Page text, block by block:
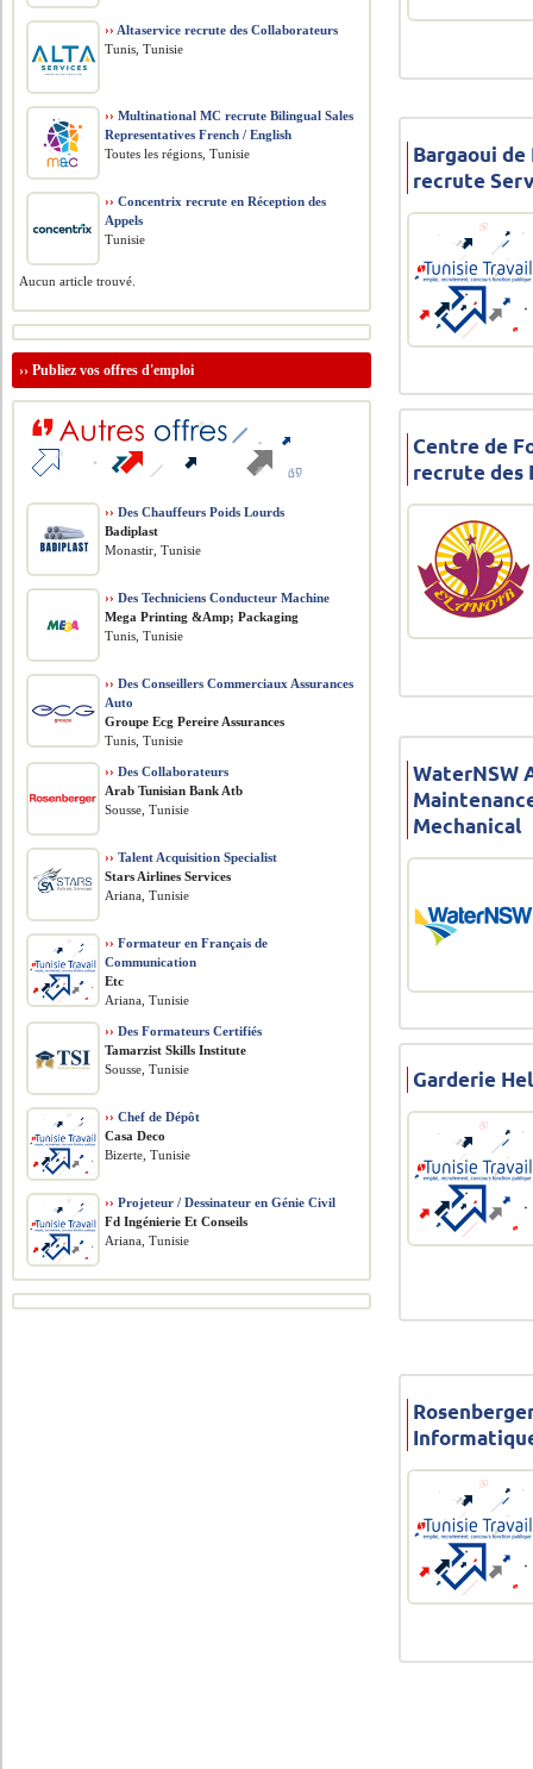
Bargaoui
recrute
Centre de
recrute des
WaterNSW
Mechanical
Garderie
›› Altaservice recrute des Collaborateurs
Tunis, Tunisie
›› Multinational MC recrute Bilingual Sales
Representatives French / English
Toutes les régions, Tunisie
›› Concentrix recrute en Réception des
Appels
Tunisie
Aucun article trouvé.
››Publiez vos offres d'emploi
›› Des Chauffeurs Poids Lourds
Badiplast
Monastir, Tunisie
›› Des Techniciens Conducteur Machine
Mega Printing &Amp; Packaging
Tunis, Tunisie
›› Des Conseillers Commerciaux Assurances
Auto
Groupe Ecg Pereire Assurances
Tunis, Tunisie
›› Des Collaborateurs
Arab Tunisian Bank Atb
Sousse, Tunisie
›› Talent Acquisition Specialist
Stars Airlines Services
Ariana, Tunisie
›› Formateur en Français de
Communication
Etc
Ariana, Tunisie
›› Des Formateurs Certifiés
Tamarzist Skills Institute
Sousse, Tunisie
›› Chef de Dépôt
Casa Deco
Bizerte, Tunisie
›› Projeteur / Dessinateur en Génie Civil
Fd Ingénierie Et Conseils
Ariana, Tunisie